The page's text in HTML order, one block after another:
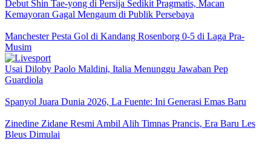
Debut Shin Tae-yong di Persija Sedikit Pragmatis, Macan
Kemayoran Gagal Mengaum di Publik Persebaya
Manchester Pesta Gol di Kandang Rosenborg 0-5 di Laga Pra-
Musim
Usai Diloby Paolo Maldini, Italia Menunggu Jawaban Pep
Guardiola
Spanyol Juara Dunia 2026, La Fuente: Ini Generasi Emas Baru
Zinedine Zidane Resmi Ambil Alih Timnas Prancis, Era Baru Les
Bleus Dimulai